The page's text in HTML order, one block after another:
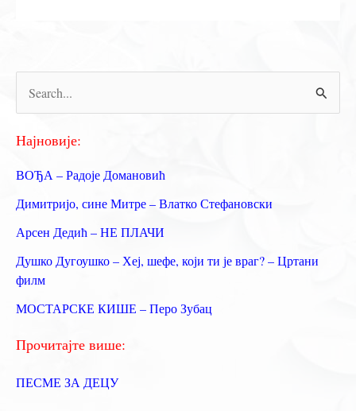
е
р
а
г
а
з
а
:
Најновије:
ВОЂА – Радоје Домановић
Димитријо, сине Митре – Влатко Стефановски
Арсен Дедић – НЕ ПЛАЧИ
Душко Дугоушко – Хеј, шефе, који ти је враг? – Цртани
филм
МОСТАРСКЕ КИШЕ – Перо Зубац
Прочитајте више:
ПЕСМЕ ЗА ДЕЦУ